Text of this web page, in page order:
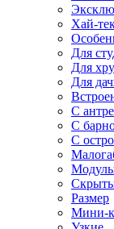
Хай-
Для
Для
Для
С
С
С
Размер
Мини-